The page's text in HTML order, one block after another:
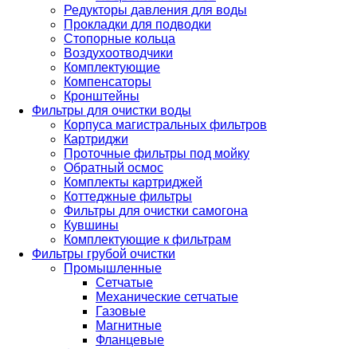
Редукторы давления для воды
Прокладки для подводки
Стопорные кольца
Воздухоотводчики
Комплектующие
Компенсаторы
Кронштейны
Фильтры для очистки воды
Корпуса магистральных фильтров
Картриджи
Проточные фильтры под мойку
Обратный осмос
Комплекты картриджей
Коттеджные фильтры
Фильтры для очистки самогона
Кувшины
Комплектующие к фильтрам
Фильтры грубой очистки
Промышленные
Сетчатые
Механические сетчатые
Газовые
Магнитные
Фланцевые